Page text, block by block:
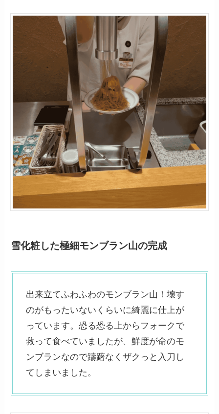
雪化粧した極細モンブラン山の完成
出来立てふわふわのモンブラン山！壊す
のがもったいないくらいに綺麗に仕上が
っています。恐る恐る上からフォークで
救って食べていましたが、鮮度が命のモ
ンブランなので躊躇なくザクっと入刀し
てしまいました。